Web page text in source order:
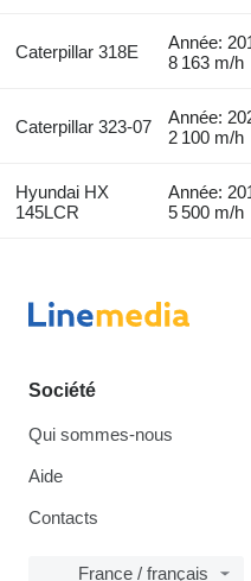
Caterpillar 318E
Année:
8 163 m/h
Caterpillar 323-07
Année:
2 100 m/h
Hyundai HX
145LCR
Année:
5 500 m/h
Société
Qui sommes-nous
Aide
Contacts
France / français